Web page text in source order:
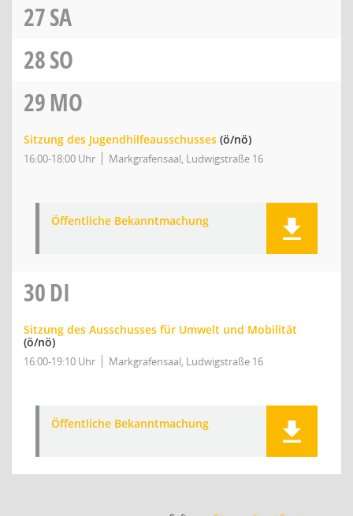
27SA
28SO
29MO
Sitzung des Jugendhilfeausschusses (ö/nö)
16:00-18:00 Uhr Markgrafensaal, Ludwigstraße 16
Öffentliche Bekanntmachung
30DI
Sitzung des Ausschusses für Umwelt und Mobilität
(ö/nö)
16:00-19:10 Uhr Markgrafensaal, Ludwigstraße 16
Öffentliche Bekanntmachung